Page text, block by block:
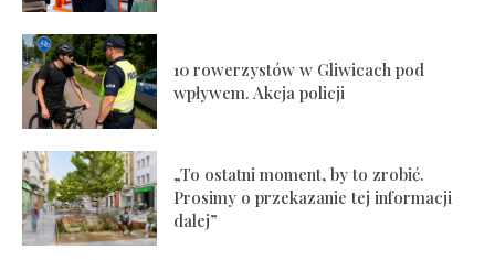
10 rowerzystów w Gliwicach pod
wpływem. Akcja policji
„To ostatni moment, by to zrobić.
Prosimy o przekazanie tej informacji
dalej”